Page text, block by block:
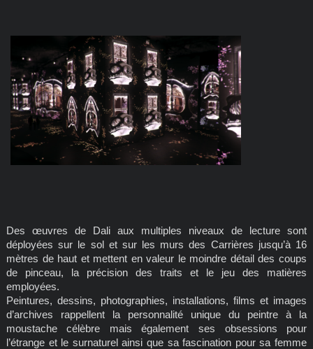
Des œuvres de Dali aux multiples niveaux de lecture sont
déployées sur le sol et sur les murs des Carrières jusqu’à 16
mètres de haut et mettent en valeur le moindre détail des coups
de pinceau, la précision des traits et le jeu des matières
employées.
Peintures, dessins, photographies, installations, films et images
d’archives rappellent la personnalité unique du peintre à la
moustache célèbre mais également ses obsessions pour
l’étrange et le surnaturel ainsi que sa fascination pour sa femme